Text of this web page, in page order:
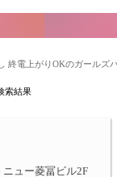
終電上がりOKのガールズ
索結果
ュー菱冨ビル2F